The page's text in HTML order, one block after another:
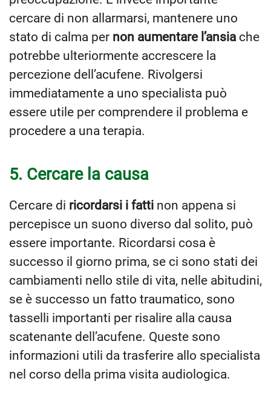
cercare di non allarmarsi, mantenere uno
stato di calma per non aumentare l’ansia che
potrebbe ulteriormente accrescere la
percezione dell’acufene. Rivolgersi
immediatamente a uno specialista può
essere utile per comprendere il problema e
procedere a una terapia.
5. Cercare la causa
Cercare di ricordarsi i fatti non appena si
percepisce un suono diverso dal solito, può
essere importante. Ricordarsi cosa è
successo il giorno prima, se ci sono stati dei
cambiamenti nello stile di vita, nelle abitudini,
se è successo un fatto traumatico, sono
tasselli importanti per risalire alla causa
scatenante dell’acufene. Queste sono
informazioni utili da trasferire allo specialista
nel corso della prima visita audiologica.